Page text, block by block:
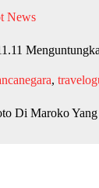
News
,
Di Maroko Yang